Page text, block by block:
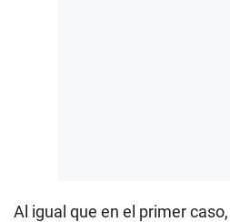
Al igual que en el primer